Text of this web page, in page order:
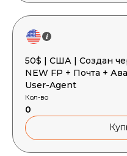
50$ | США | Создан
NEW FP + Почта +
User-Agent
Кол-во
0